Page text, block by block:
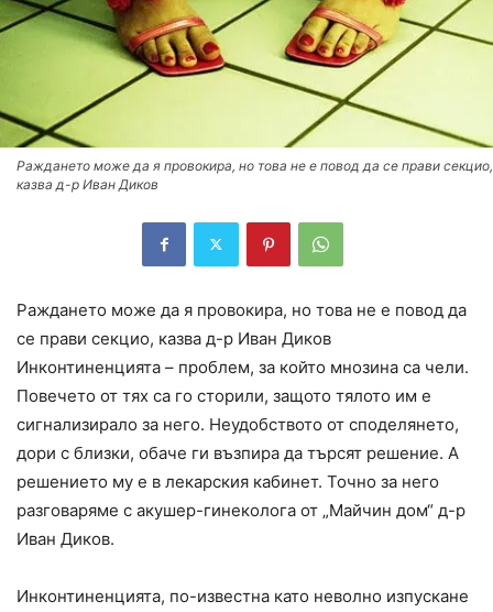
Раждането може да я провокира, но това не е повод да се прави секцио,
казва д-р Иван Диков
Раждането може да я провокира, но това не е повод да
се прави секцио, казва д-р Иван Диков
Инконтиненцията – проблем, за който мнозина са чели.
Повечето от тях са го сторили, защото тялото им е
сигнализирало за него. Неудобството от споделянето,
дори с близки, обаче ги възпира да търсят решение. А
решението му е в лекарския кабинет. Точно за него
разговаряме с акушер-гинеколога от „Майчин дом“ д-р
Иван Диков.
Инконтиненцията, по-известна като неволно изпускане